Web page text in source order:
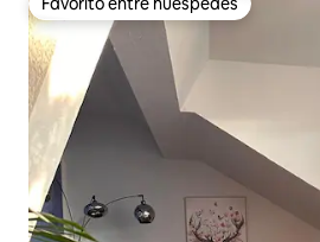
Favorito entre huéspedes